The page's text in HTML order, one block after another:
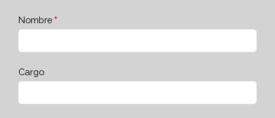
Nombre
Cargo